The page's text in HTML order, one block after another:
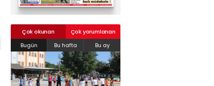
Çok okunan
Çok yorumlanan
Bugün
Bu hafta Bu ay